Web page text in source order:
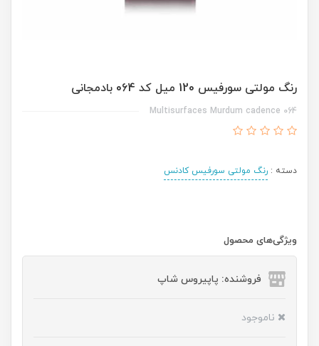
رنگ مولتی سورفیس 120 میل کد 064 بادمجانی
Multisurfaces Murdum cadence 064
دسته : رنگ مولتی سورفیس کادنس
ویژگی‌های محصول
فروشنده: پاپیروس شاپ
ناموجود